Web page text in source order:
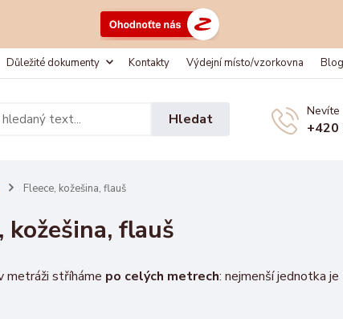
Důležité dokumenty Kontakty Výdejní místo/vzorkovna Blog
Hledat Nevíte
+420
Fleece, kožešina, flauš
kožešina, flauš
metráži stříháme po celých metrech: nejmenší jednotka